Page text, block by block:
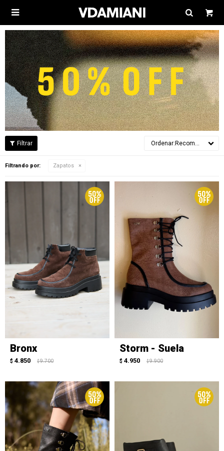

Recomendados
Filtrando por: Zapatos
Bronx
$ 4.850 $ 9.700
Storm - Suela
$ 4.950 $ 9.900